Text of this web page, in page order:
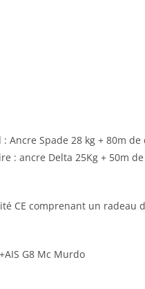
Ancre Spade 28 kg + 80m de
: ancre Delta 25Kg + 50m
CE comprenant un radeau
G8 Mc Murdo